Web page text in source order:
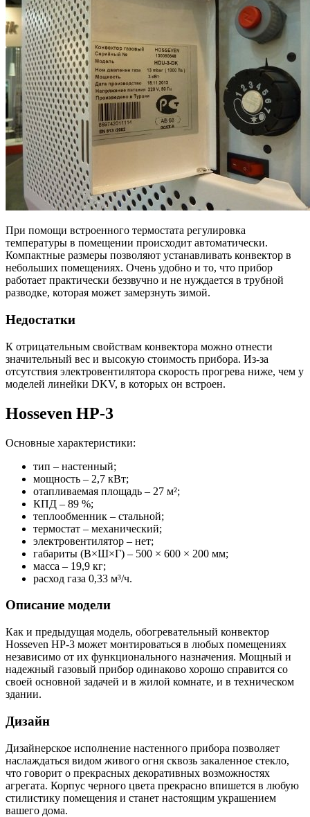
При помощи встроенного термостата регулировка
температуры в помещении происходит автоматически.
Компактные размеры позволяют устанавливать конвектор в
небольших помещениях. Очень удобно и то, что прибор
работает практически беззвучно и не нуждается в трубной
разводке, которая может замерзнуть зимой.
Недостатки
К отрицательным свойствам конвектора можно отнести
значительный вес и высокую стоимость прибора. Из-за
отсутствия электровентилятора скорость прогрева ниже, чем у
моделей линейки DKV, в которых он встроен.
Hosseven HP-3
Основные характеристики:
тип – настенный;
мощность – 2,7 кВт;
отапливаемая площадь – 27 м²;
КПД – 89 %;
теплообменник – стальной;
термостат – механический;
электровентилятор – нет;
габариты (В×Ш×Г) – 500 × 600 × 200 мм;
масса – 19,9 кг;
расход газа 0,33 м³/ч.
Описание модели
Как и предыдущая модель, обогревательный конвектор
Hosseven HP-3 может монтироваться в любых помещениях
независимо от их функционального назначения. Мощный и
надежный газовый прибор одинаково хорошо справится со
своей основной задачей и в жилой комнате, и в техническом
здании.
Дизайн
Дизайнерское исполнение настенного прибора позволяет
наслаждаться видом живого огня сквозь закаленное стекло,
что говорит о прекрасных декоративных возможностях
агрегата. Корпус черного цвета прекрасно впишется в любую
стилистику помещения и станет настоящим украшением
вашего дома.